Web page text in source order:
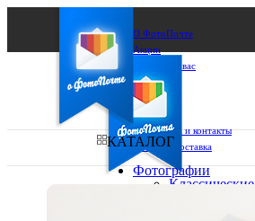
О ФотоПочте
Акции
Сделаем за вас
Бизнесу
FAQ
Франшиза
Поддержка и контакты
Оплата и доставка
КАТАЛОГ
Фотографии
Классические